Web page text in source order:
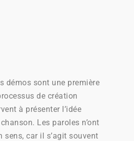
démos sont une première
de création
à présenter l’idée
Les paroles n’ont
sens, car il s’agit souvent